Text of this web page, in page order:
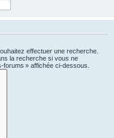
effectuer une recherche.
la recherche si vous ne
» affichée ci-dessous.